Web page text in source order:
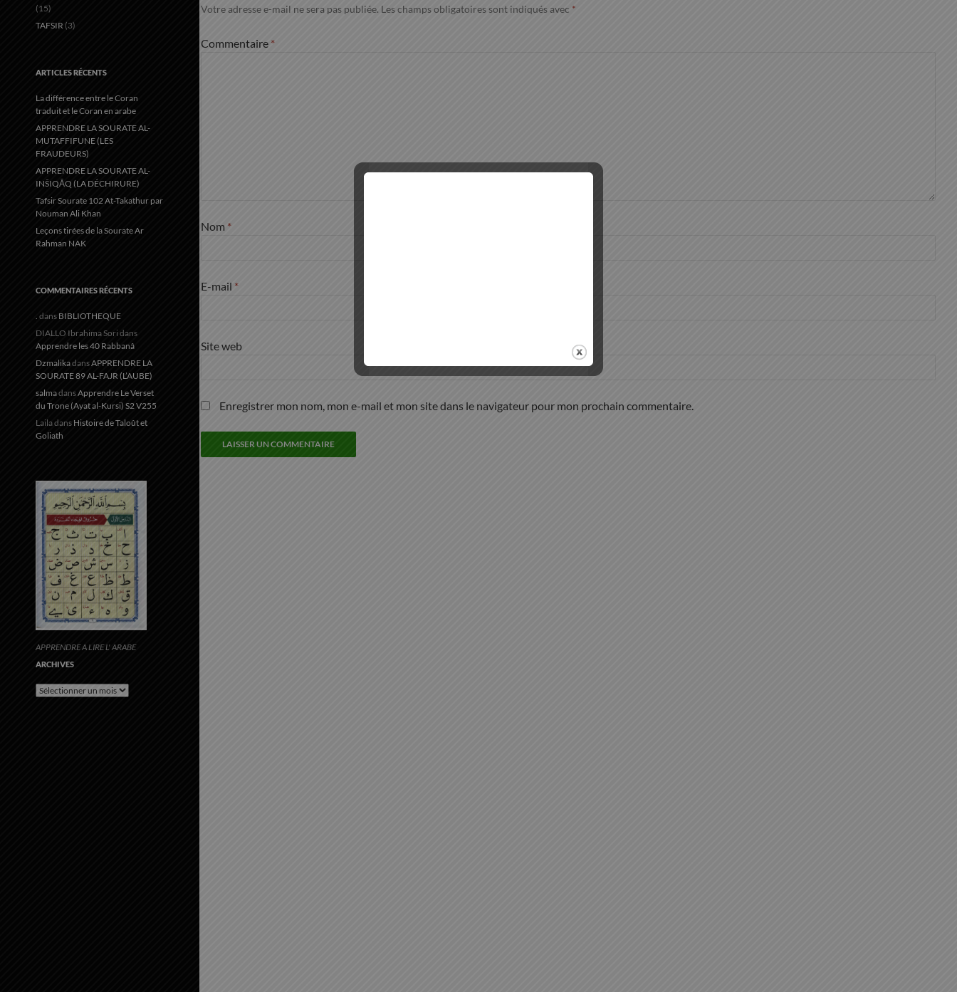
Votre adresse e-mail ne sera pas publiée. Les champs obligatoires sont indiqués avec *
Commentaire *
Nom *
E-mail *
Site web
Enregistrer mon nom, mon e-mail et mon site dans le navigateur pour mon prochain commentaire.
(15)
TAFSIR (3)
ARTICLES RÉCENTS
La différence entre le Coran
traduit et le Coran en arabe
APPRENDRE LA SOURATE AL-
MUTAFFIFUNE (LES
FRAUDEURS)
APPRENDRE LA SOURATE AL-
INŠIQĀQ (LA DÉCHIRURE)
Tafsir Sourate 102 At-Takathur par
Nouman Ali Khan
Leçons tirées de la Sourate Ar
Rahman NAK
COMMENTAIRES RÉCENTS
dans BIBLIOTHEQUE
DIALLO Ibrahima Sori dans
Apprendre les 40 Rabbanâ
DzmalikadansAPPRENDRE LA
SOURATE 89 AL-FAJR (L’AUBE)
salmadansApprendre Le Verset
du Trone (Ayat al-Kursi) S2 V255
Lailadans Histoire de Taloût et
Goliath
APPRENDRE A LIRE L' ARABE
ARCHIVES
Archives